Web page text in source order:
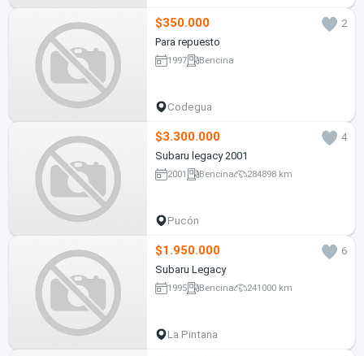
$350.000
2
Para repuesto
1997 Bencina
Codegua
$3.300.000
4
Subaru legacy 2001
2001 Bencina 284898 km
Pucón
$1.950.000
6
Subaru Legacy
1995 Bencina 241000 km
La Pintana